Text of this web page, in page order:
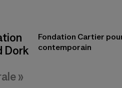
Dork
»
Fondation Cartier
contemporain